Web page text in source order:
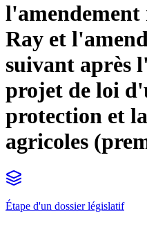
l'amendement
Ray et
suivant après
projet de loi
protection et
agricoles
Étape d'un dossier législatif